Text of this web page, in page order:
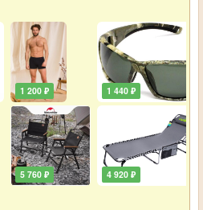
1 200 ₽
5 760 ₽
1 440 ₽
4 920 ₽